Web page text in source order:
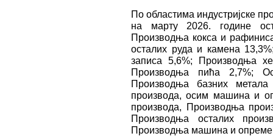
По областима индустријске
на марту 2026. године
Производња кокса и
осталих руда и камена
записа 5,6%; Производња
Производња пића 2,7%;
Производња базних
производа, осим машина и
производа, Производња
Производња осталих
Производња машина и опреме